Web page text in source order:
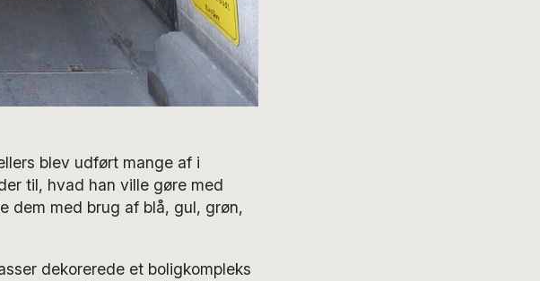
blev udført mange af i
til, hvad han ville gøre med
dem med brug af blå, gul, grøn,
dekorerede et boligkompleks